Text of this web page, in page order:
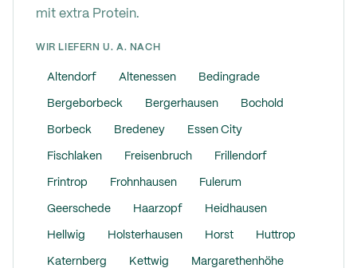
mit extra Protein.
WIR LIEFERN U. A. NACH
Altendorf Altenessen Bedingrade
Bergeborbeck Bergerhausen Bochold
Borbeck Bredeney Essen City
Fischlaken Freisenbruch Frillendorf
Frintrop Frohnhausen Fulerum
Geerschede Haarzopf Heidhausen
Hellwig Holsterhausen Horst Huttrop
Katernberg Kettwig Margarethenhöhe